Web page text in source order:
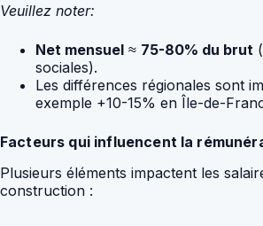
Veuillez noter:
Net mensuel ≈ 75-80% du brut
sociales).
Les différences régionales sont
exemple +10-15% en Île-de-
Facteurs qui influencent la
Plusieurs éléments impactent les
construction :